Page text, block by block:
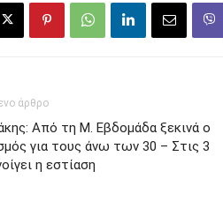
άρθρο
Από τη Μ. Εβδομάδα ξεκινά ο
για τους άνω των 30 – Στις 3
η εστίαση